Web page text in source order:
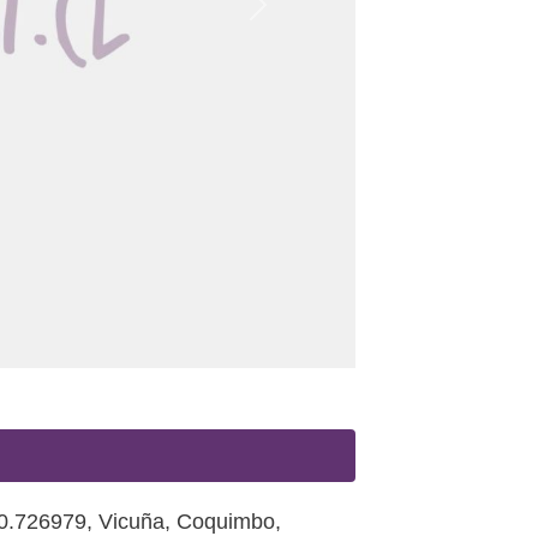
,Vicuña, Coquimbo,